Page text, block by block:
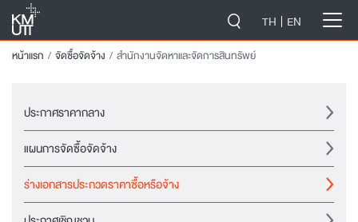
TH EN
หน้าแรก จัดซื้อจัดจ้าง สำนักงานจัดหาและจัดการสินทรัพย์
ประกาศราคากลาง
แผนการจัดซื้อจัดจ้าง
ร่างเอกสารประกวดราคาซื้อหรือจ้าง